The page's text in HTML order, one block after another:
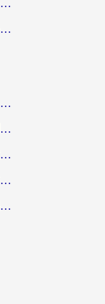
在国外什么加速器玩双生视界好用？海外党亲测不踩坑的终极指南
在国外可以打炫舞时代吗？海外玩家国服游戏加速全攻略（附实测推荐）
在国外怎么看腾讯视频直播呢？留学生亲测有效的回国加速指南
在日本用什么软件看中国电视剧呢？留学生亲测有效的回国加速方案
海外党必看：在国外怎么用酷我音乐听音乐？告别“地区不支持”的实用指南
在国外怎么能听国内的音乐软件？别让版权限制断了你的“中文歌单”
国外怎么看番剧？别再愁版权限制！一个工具解决所有回国追剧难题